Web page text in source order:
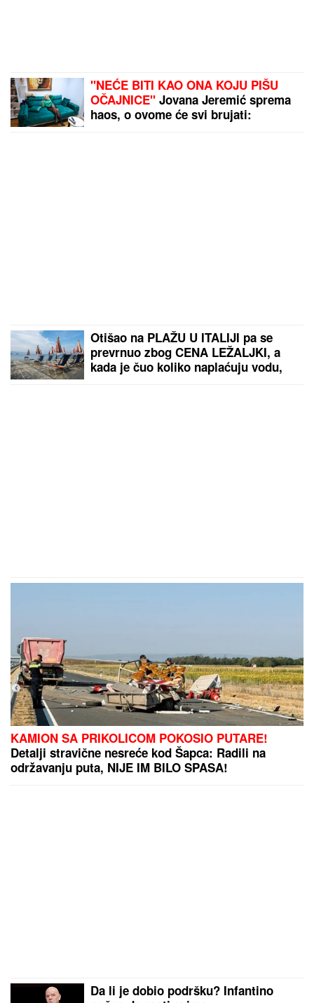
"NEĆE BITI KAO ONA KOJU PIŠU
OČAJNICE" Jovana Jeremić sprema
haos, o ovome će svi brujati:
Otišao na PLAŽU U ITALIJI pa se
prevrnuo zbog CENA LEŽALJKI, a
kada je čuo koliko naplaćuju vodu,
KAMION SA PRIKOLICOM POKOSIO PUTARE!
Detalji stravične nesreće kod Šapca: Radili na
održavanju puta, NIJE IM BILO SPASA!
Da li je dobio podršku? Infantino